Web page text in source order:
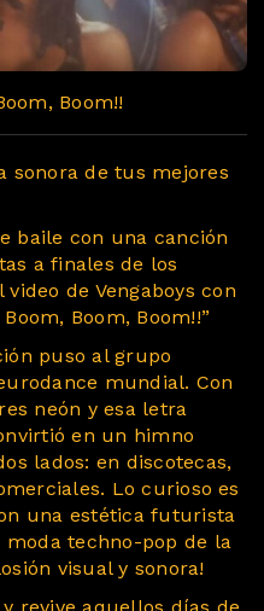
Boom!!
sonora de tus mejores
baile con una canción
a finales de los
de Vengaboys con
Boom, Boom!!”
puso al grupo
mundial. Con
neón y esa letra
en un himno
lados: en discotecas,
Lo curioso es
una estética futurista
techno-pop de la
visual y sonora!